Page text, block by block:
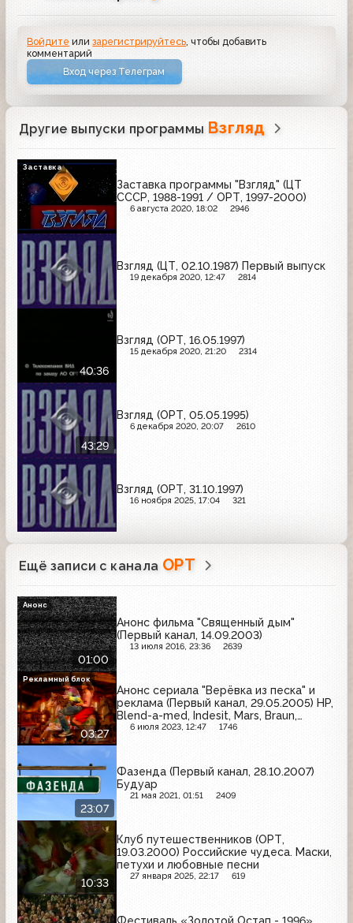
Войдите илизарегистрируйтесь, чтобы добавить
комментарий
Вход через Телеграм
Другие выпуски программы Взгляд
Заставка программы "Взгляд" (ЦТ
СССР, 1988-1991 / ОРТ, 1997-2000)
6 августа 2020, 18:02 2946
Заставка
Взгляд (ЦТ, 02.10.1987) Первый выпуск
19 декабря 2020, 12:47 2814
40:36
Взгляд (ОРТ, 16.05.1997)
15 декабря 2020, 21:20 2314
43:29
Взгляд (ОРТ, 05.05.1995)
6 декабря 2020, 20:07 2610
Взгляд (ОРТ, 31.10.1997)
16 ноября 2025, 17:04 321
Ещё записи с канала ОРТ
01:00
Анонс фильма "Священный дым"
(Первый канал, 14.09.2003)
13 июля 2016, 23:36 2639
Анонс
03:27
Анонс сериала "Верёвка из песка" и
реклама (Первый канал, 29.05.2005) HP,
Blend-a-med, Indesit, Mars, Braun,
Фастум-гель, Old Spice, Toyota
6 июля 2023, 12:47 1746
Рекламный блок
23:07
Фазенда (Первый канал, 28.10.2007)
Будуар
21 мая 2021, 01:51 2409
10:33
Клуб путешественников (ОРТ,
19.03.2000) Российские чудеса. Маски,
петухи и любовные песни
27 января 2025, 22:17 619